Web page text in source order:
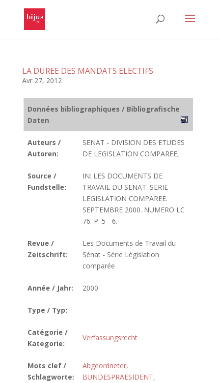
LA DUREE DES MANDATS ELECTIFS
Avr 27, 2012
Données bibliographiques / Bibliografische
Daten
Auteurs /
Autoren:
SENAT - DIVISION DES ETUDES
DE LEGISLATION COMPAREE;
Source /
Fundstelle:
IN: LES DOCUMENTS DE
TRAVAIL DU SENAT. SERIE
LEGISLATION COMPAREE.
SEPTEMBRE 2000. NUMERO LC
76. P. 5 - 6.
Revue /
Zeitschrift:
Les Documents de Travail du
Sénat - Série Législation
comparée
Année / Jahr: 2000
Type / Typ:
Catégorie /
Kategorie:
Verfassungsrecht
Mots clef /
Schlagworte:
Abgeordneter,
BUNDESPRAESIDENT,